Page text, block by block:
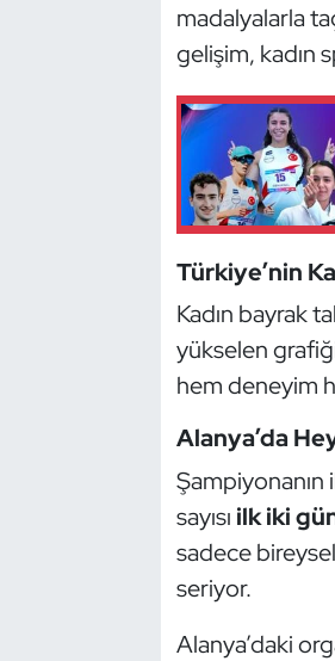
madalyalarla
gelişim, kadın
Türkiye’nin
Kadın bayrak
yükselen
hem deneyim
Alanya’da
Şampiyonanın
sayısı ilk iki
sadece
seriyor.
Alanya’daki
Özel Sporcular
Sualtı Sporları